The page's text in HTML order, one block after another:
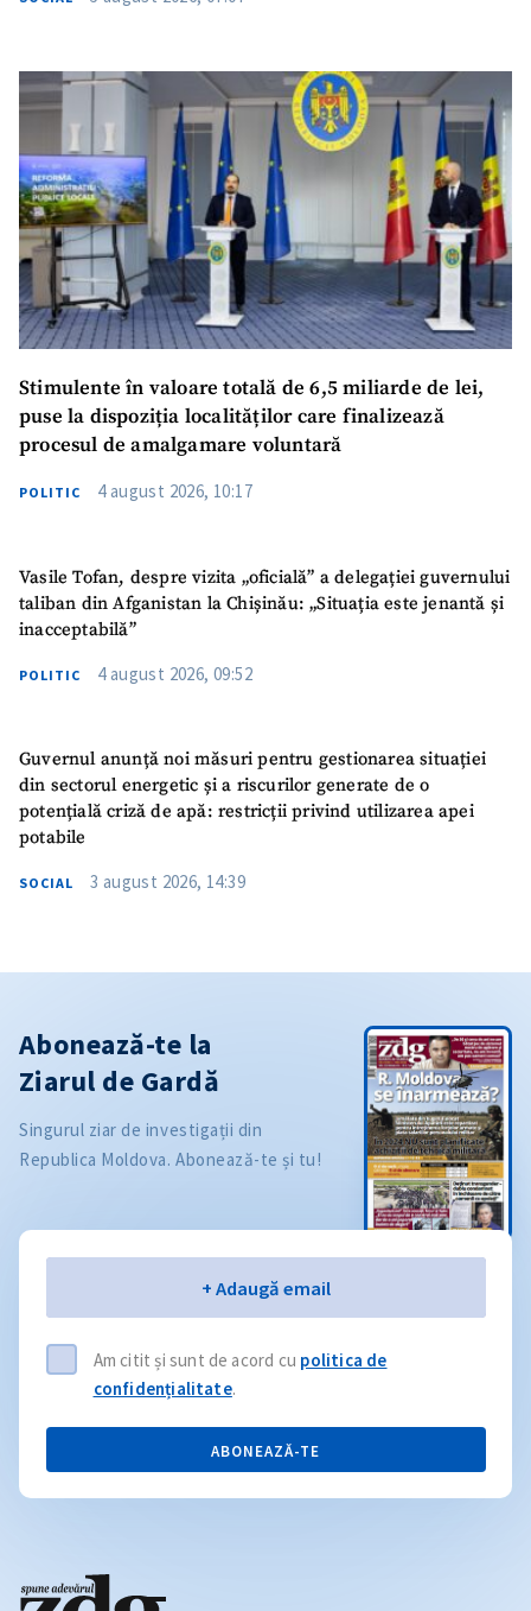
Stimulente în valoare totală de 6,5 miliarde de lei,
puse la dispoziția localităților care finalizează
procesul de amalgamare voluntară
POLITIC 4 august 2026, 10:17
Vasile Tofan, despre vizita „oficială” a delegației guvernului
taliban din Afganistan la Chișinău: „Situația este jenantă și
inacceptabilă”
POLITIC 4 august 2026, 09:52
Guvernul anunță noi măsuri pentru gestionarea situației
din sectorul energetic și a riscurilor generate de o
potențială criză de apă: restricții privind utilizarea apei
potabile
SOCIAL 3 august 2026, 14:39
Abonează-te la
Ziarul de Gardă
Singurul ziar de investigații din
Republica Moldova. Abonează-te și tu!
+ Adaugă email
Am citit și sunt de acord cu politica de
confidențialitate.
ABONEAZĂ-TE